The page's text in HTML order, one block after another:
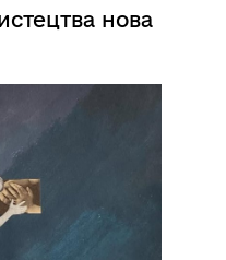
нова